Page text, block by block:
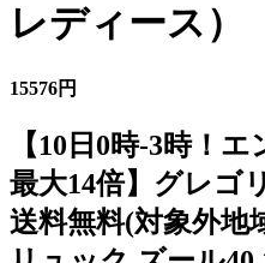
レディース）
15576円
【10日0時-3時！
最大14倍】グレゴ
送料無料(対象外地